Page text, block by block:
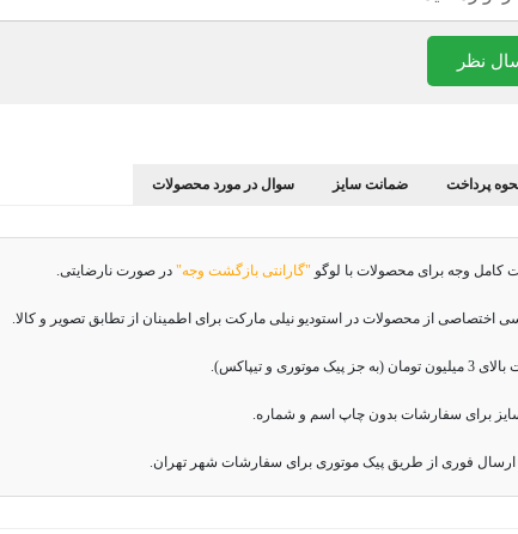
نظر
پرداخت ضمانت سایز سوال در مورد محصولات
کامل وجه برای محصولات با لوگو "گارانتی بازگشت وجه" در صورت نارضایتی.
اختصاصی از محصولات در استودیو نیلی مارکت برای اطمینان از تطابق تصویر و کالا.
موتوری و تیپاکس).
برای سفارشات بدون چاپ اسم و شماره.
ارسال فوری از طریق پیک موتوری برای سفارشات شهر تهران.